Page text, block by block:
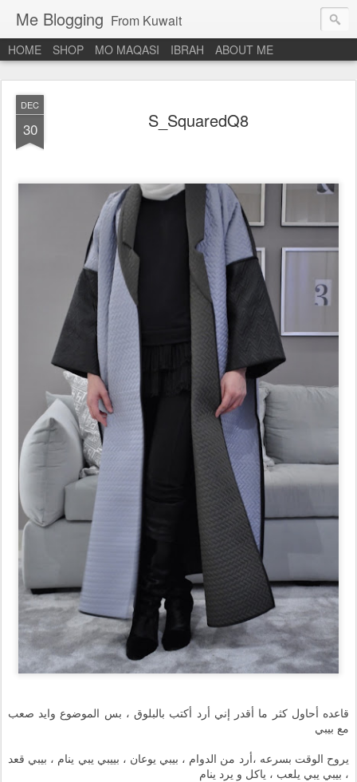
Me Blogging From Kuwait
HOME SHOP MO MAQASI IBRAH ABOUT ME
DEC
30 S_SquaredQ8
قاعده أحاول كثر ما أقدر إني أرد أكتب بالبلوق ، بس الموضوع وايد صعب
مع بيبي
يروح الوقت بسرعه ،أرد من الدوام ، بيبي يوعان ، بييبي يبي ينام ، بيبي قعد
، بيبي يبي يلعب ، ياكل و يرد ينام